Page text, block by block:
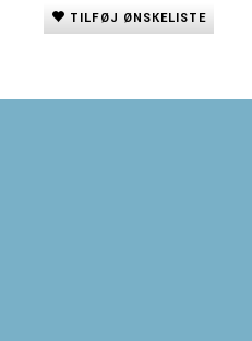
TILFØJ ØNSKELISTE